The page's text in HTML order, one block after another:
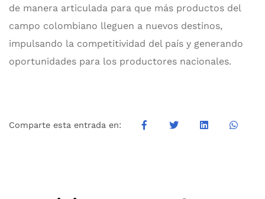
de manera articulada para que más productos del
campo colombiano lleguen a nuevos destinos,
impulsando la competitividad del país y generando
oportunidades para los productores nacionales.
Comparte esta entrada en: